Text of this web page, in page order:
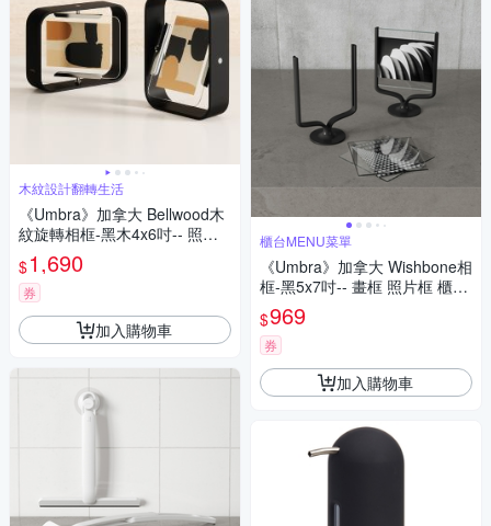
木紋設計翻轉生活
《Umbra》加拿大 Bellwood木
紋旋轉相框-黑木4x6吋-- 照片
框
$1,690
券
加入購物車
櫃台MENU菜單
《Umbra》加拿大 Wishbone相
框-黑5x7吋-- 畫框 照片框 櫃台
MENU
$969
券
加入購物車